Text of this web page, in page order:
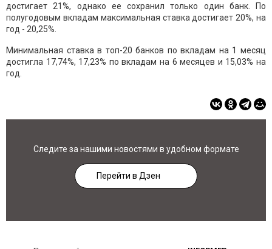
достигает 21%, однако ее сохранил только один банк. По
полугодовым вкладам максимальная ставка достигает 20%, на
год - 20,25%.
Минимальная ставка в топ-20 банков по вкладам на 1 месяц
достигла 17,74%, 17,23% по вкладам на 6 месяцев и 15,03% на
год.
Следите за нашими новостями в удобном формате
Перейти в Дзен